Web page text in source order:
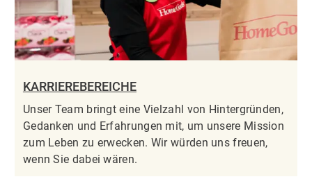
KARRIEREBEREICHE
Unser Team bringt eine Vielzahl von Hintergründen,
Gedanken und Erfahrungen mit, um unsere Mission
zum Leben zu erwecken. Wir würden uns freuen,
wenn Sie dabei wären.